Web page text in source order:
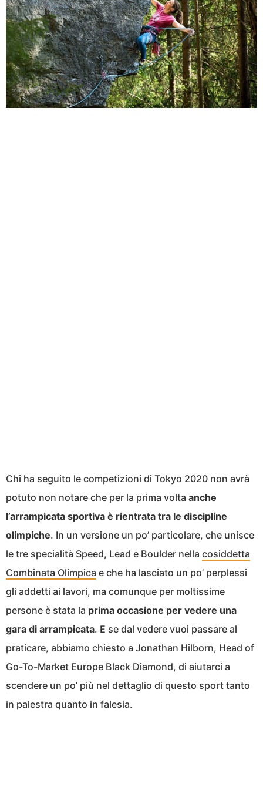
Chi ha seguito le competizioni di Tokyo 2020 non avrà
potuto non notare che per la prima volta anche
l’arrampicata sportiva è rientrata tra le discipline
olimpiche. In un versione un po’ particolare, che unisce
le tre specialità Speed, Lead e Boulder nella cosiddetta
Combinata Olimpica e che ha lasciato un po’ perplessi
gli addetti ai lavori, ma comunque per moltissime
persone è stata la prima occasione per vedere una
gara di arrampicata. E se dal vedere vuoi passare al
praticare, abbiamo chiesto a Jonathan Hilborn, Head of
Go-To-Market Europe Black Diamond, di aiutarci a
scendere un po’ più nel dettaglio di questo sport tanto
in palestra quanto in falesia.